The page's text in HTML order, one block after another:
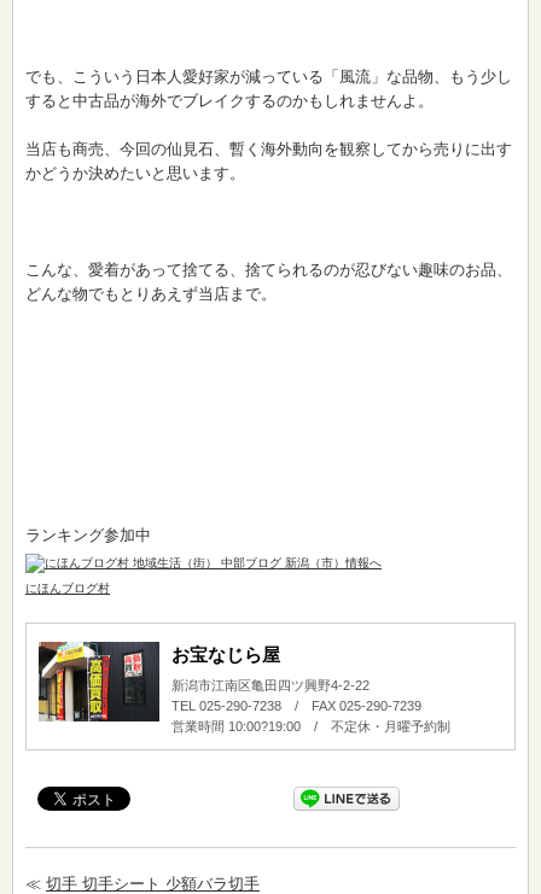
でも、こういう日本人愛好家が減っている「風流」な品物、もう少し
すると中古品が海外でブレイクするのかもしれませんよ。
当店も商売、今回の仙見石、暫く海外動向を観察してから売りに出す
かどうか決めたいと思います。
こんな、愛着があって捨てる、捨てられるのが忍びない趣味のお品、
どんな物でもとりあえず当店まで。
ランキング参加中
にほんブログ村
お宝なじら屋
新潟市江南区亀田四ツ興野4-2-22
TEL 025-290-7238 / FAX 025-290-7239
営業時間 10:00?19:00 / 不定休・月曜予約制
≪ 切手 切手シート 少額バラ切手